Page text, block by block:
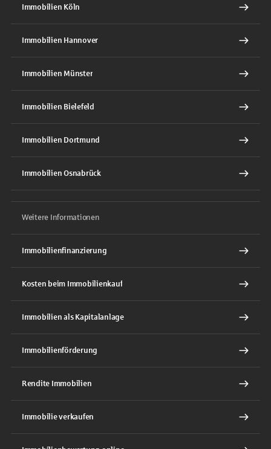
Immobilien Köln
Immobilien Hannover
Immobilien Münster
Immobilien Bielefeld
Immobilien Dortmund
Immobilien Osnabrück
Weitere Informationen
Immobilienfinanzierung
Kosten beim Immobilienkauf
Immobilien als Kapitalanlage
Immobilienförderung
Rendite Immobilien
Immobilie verkaufen